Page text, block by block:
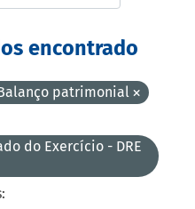
encontrado
patrimonial
do Exercício - DRE